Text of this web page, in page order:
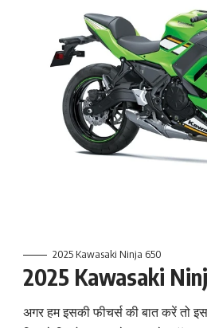
2025 Kawasaki Ninja 650
2025 Kawasaki
अगर हम इसकी फीचर्स की बात करें तो